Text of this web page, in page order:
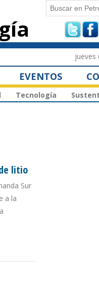
Buscar
jueves
EVENTOS
Tecnología
litio
Sur
a la